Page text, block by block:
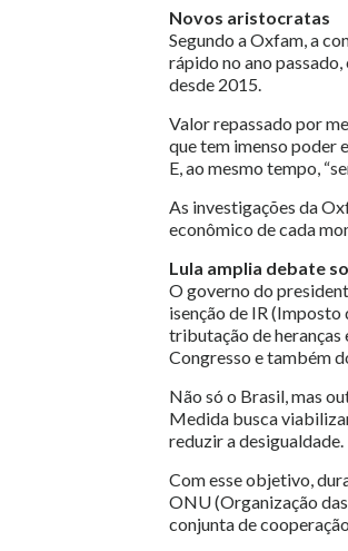
Novos aristocratas
Segundo a Oxfam, a
rápido no ano
desde 2015.
Valor repassado por
que tem imenso poder
E, ao mesmo tempo,
As investigações da
econômico de cada
Lula amplia debate
O governo do
isenção de IR
tributação de heranças
Congresso e também
Não só o Brasil, mas
Medida busca
reduzir a desigualdade.
Com esse objetivo,
ONU (Organização
conjunta de